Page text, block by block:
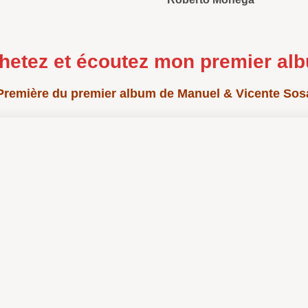
et écoutez mon premier
du premier album de Manuel & Vicente